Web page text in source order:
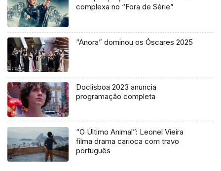
complexa no “Fora de Série”
“Anora” dominou os Óscares 2025
Doclisboa 2023 anuncia
programação completa
“O Último Animal”: Leonel Vieira
filma drama carioca com travo
português